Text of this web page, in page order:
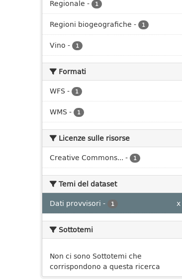
Regionale - 1
Regioni biogeografiche - 1
Vino - 1
Formati
WFS - 1
WMS - 1
Licenze sulle risorse
Creative Commons... - 1
Temi del dataset
Dati provvisori - 1 x
Sottotemi
Non ci sono Sottotemi che
corrispondono a questa ricerca